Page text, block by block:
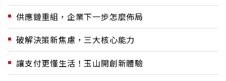
供應鏈重組，企業下一步怎麼佈局
破解決策新焦慮，三大核心能力
讓支付更懂生活！玉山開創新體驗